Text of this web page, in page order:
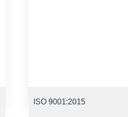
ISO 9001:2015